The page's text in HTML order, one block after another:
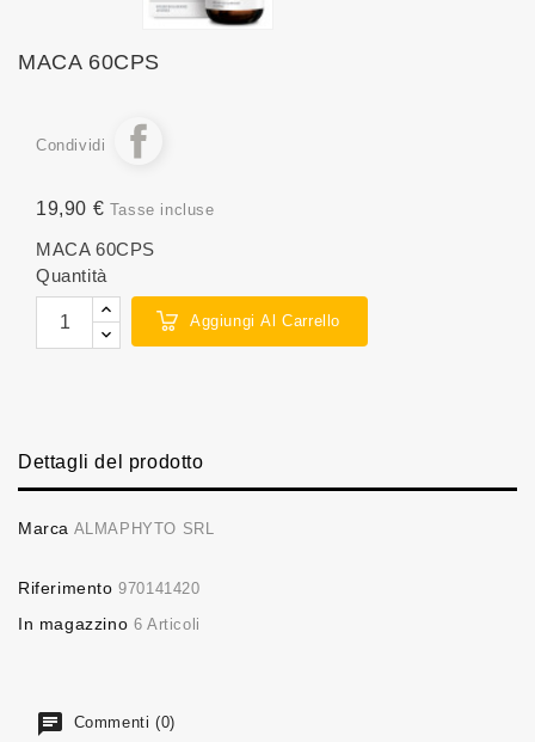
MACA 60CPS
Condividi
19,90 € Tasse incluse
MACA 60CPS
Quantità
Aggiungi Al Carrello
Dettagli del prodotto
Marca ALMAPHYTO SRL
Riferimento 970141420
In magazzino 6 Articoli
Commenti (0)